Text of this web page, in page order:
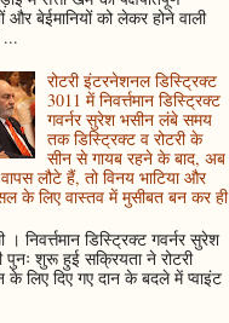
और बेईमानियों को लेकर होने वाली
...
रोटरी इंटरनेशनल डिस्ट्रिक्ट
3011 में निवर्त्तमान डिस्ट्रिक्ट
गवर्नर सुरेश भसीन लंबे समय
तक डिस्ट्रिक्ट व रोटरी के
सीन से गायब रहने के बाद, अब
लौटे हैं, तो विनय भाटिया और
के लिए वास्तव में मुसीबत बन कर ही
। निवर्त्तमान डिस्ट्रिक्ट गवर्नर सुरेश
पुनः शुरू हुई सक्रियता ने रोटरी
लिए दिए गए दान के बदले में प्वाइंट